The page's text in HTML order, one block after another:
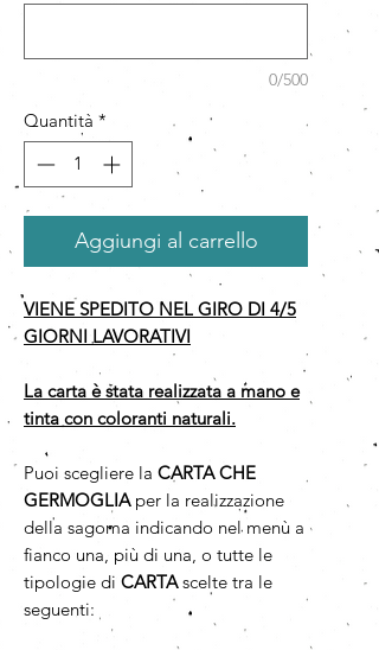
0/500
Quantità *
Aggiungi al carrello
VIENE SPEDITO NEL GIRO DI 4/5
GIORNI LAVORATIVI
La carta è stata realizzata a mano e
tinta con coloranti naturali.
Puoi scegliere la CARTA CHE
GERMOGLIAper la realizzazione
della sagoma indicando nel menù a
fianco una, più di una, o tutte le
tipologie di CARTAscelte tra le
seguenti: